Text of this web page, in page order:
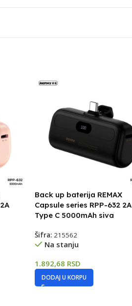
Back up baterija REMAX
Capsule series RPP-632 2A
Type C 5000mAh siva
Šifra:215562
Na stanju
1.892,68 RSD
DODAJ U KORPU